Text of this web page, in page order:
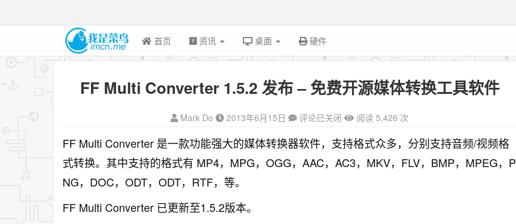
首页 资讯 桌面 硬件
FF Multi Converter 1.5.2 发布 – 免费开源媒体转换工具软件
Mark Do 2013年6月15日 评论已关闭 阅读 5,426 次
FF Multi Converter 是一款功能强大的媒体转换器软件，支持格式众多，分别支持音频/视频格
式转换。其中支持的格式有 MP4，MPG，OGG，AAC，AC3，MKV，FLV，BMP，MPEG，P
NG，DOC，ODT，ODT，RTF，等。
FF Multi Converter 已更新至1.5.2版本。